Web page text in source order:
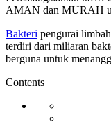
Bakteri pengurai
terdiri dari miliaran
berguna untuk
Contents